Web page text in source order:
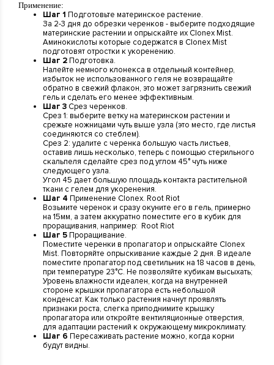
Применение:
Шаг 1 Подготовьте материнское растение.
За 2-3 дня до обрезки черенков - выберите подходящие
материнские растении и опрыскайте их Clonex Mist.
Аминокислоты которые содержатся в Clonex Mist
подготовят отростки к укоренению.
Шаг 2Подготовка.
Налейте немного клонекса в отдельный контейнер,
избыток не использованного геля не возвращайте
обратно в свежий флакон, это может загрязнить свежий
гель и сделать его менее эффективным.
Шаг 3 Срез черенков.
Срез 1: выберите ветку на материнском растении и
срежьте ножницами чуть выше узла (это место, где листья
соединяются со стеблем).
Срез 2: удалите с черенка большую часть листьев,
оставив лишь несколько, теперь с помощью стерильного
скальпеля сделайте срез под углом 45° чуть ниже
следующего узла.
Угол 45 дает большую площадь контакта растительной
ткани с гелем для укоренения.
Шаг 4 Применение Clonex. Root Riot
Возьмите черенок и сразу окуните его в гель, примерно
на 15мм, а затем аккуратно поместите его в кубик для
проращивания, например: Root Riot
Шаг 5Проращивание.
Поместите черенки в пропагатор и опрыскайте Clonex
Mist. Повторяйте опрыскивание каждые 2 дня. В идеале
поместите пропагатор под светильник на 18 часов в день,
при температуре 23°C. Не позволяйте кубикам высыхать;
Уровень влажности идеален, когда на внутренней
стороне крышки пропагатора есть небольшой
конденсат. Как только растения начнут проявлять
признаки роста, слегка приподнимите крышку
пропагатора или откройте вентиляционные отверстия,
для адаптации растений к окружающему микроклимату.
Шаг 6 Пересаживать растение можно, когда корни
будут видны.